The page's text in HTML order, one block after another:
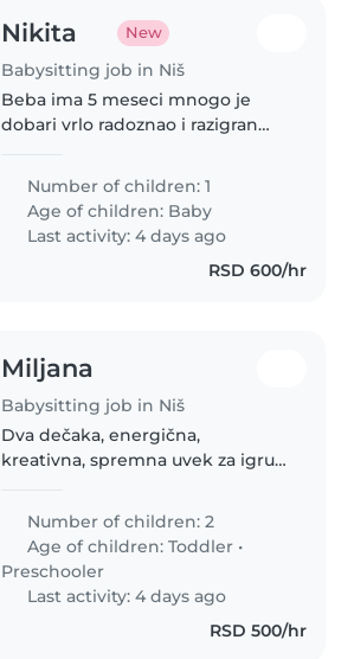
Nikita New
Babysitting job in Niš
Beba ima 5 meseci mnogo je
dobari vrlo radoznao i razigran😍
bebom i igre
Number of children: 1
Age of children: Baby
Last activity: 4 days ago
RSD 600/hr
Miljana
Babysitting job in Niš
Dva dečaka, energična,
kreativna, spremna uvek za igru,
Ali koji ih takodje uče i
samostalnoj igri i mašti.
Number of children: 2
Age of children:Toddler •
Preschooler
Last activity: 4 days ago
RSD 500/hr